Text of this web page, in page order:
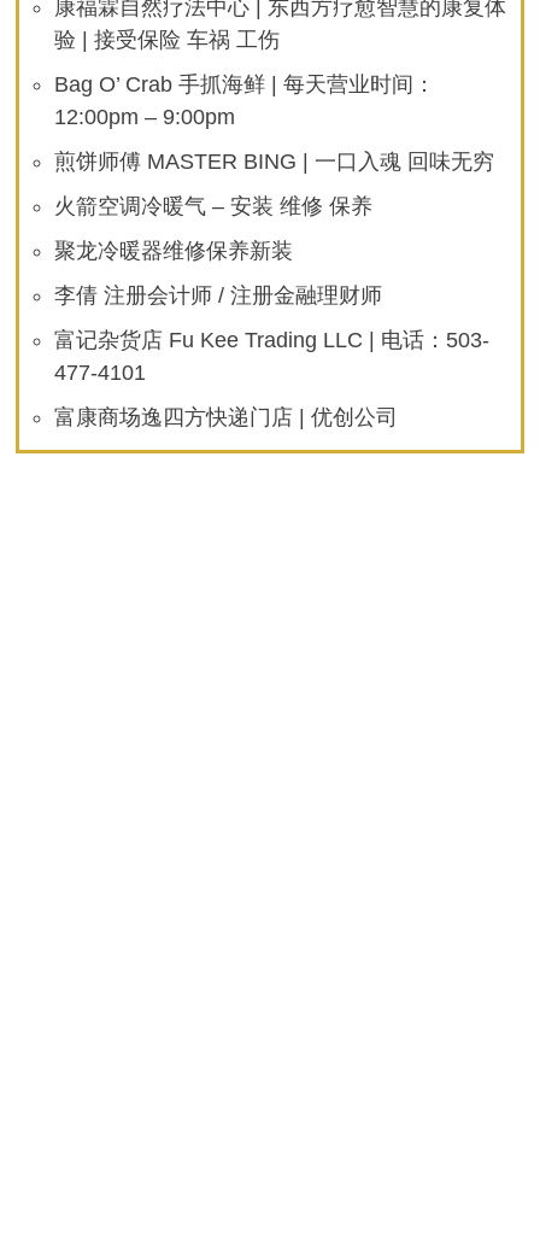
康福霖自然疗法中心 | 东西方疗愈智慧的康复体
验 | 接受保险 车祸 工伤
Bag O’ Crab 手抓海鲜 | 每天营业时间：
12:00pm – 9:00pm
煎饼师傅 MASTER BING | 一口入魂 回味无穷
火箭空调冷暖气 – 安装 维修 保养
聚龙冷暖器维修保养新装
李倩 注册会计师 / 注册金融理财师
富记杂货店 Fu Kee Trading LLC | 电话：503-
477-4101
富康商场逸四方快递门店 | 优创公司